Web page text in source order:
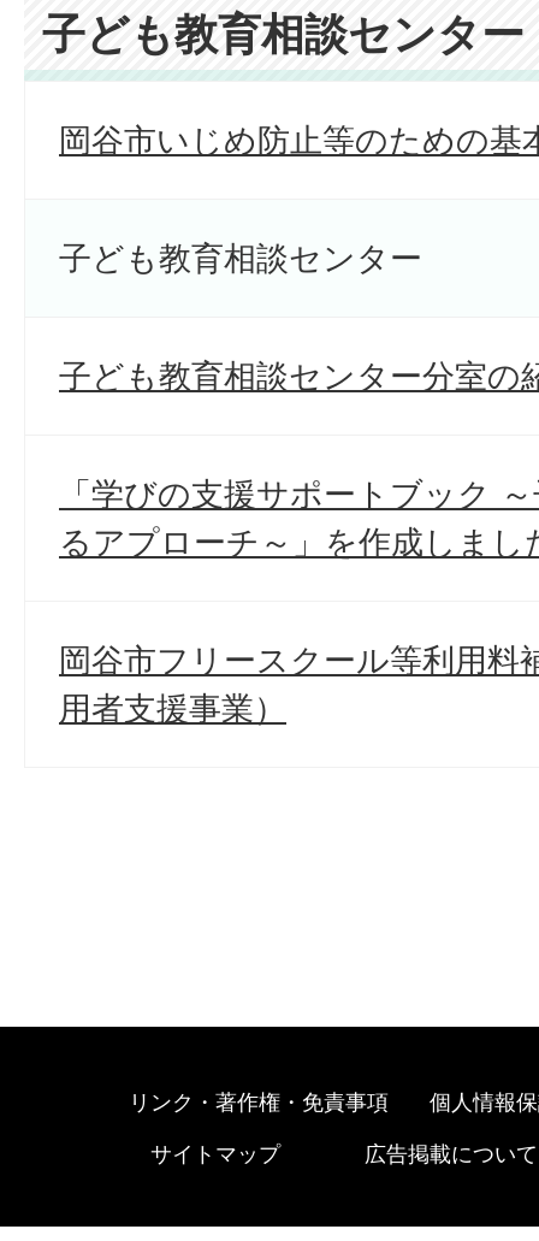
子ども教育相談センター
岡谷市いじめ防止等のための基
子ども教育相談センター
子ども教育相談センター分室の
「学びの支援サポートブック
るアプローチ～」を作成しまし
岡谷市フリースクール等利用料
用者支援事業）
リンク・著作権・免責事項 個人情報
サイトマップ 広告掲載について